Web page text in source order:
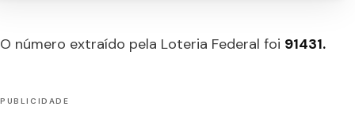
O número extraído pela Loteria Federal foi 91431.